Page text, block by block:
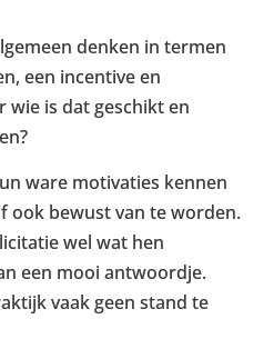
denken in termen
een incentive en
wie is dat geschikt en
ware motivaties kennen
ook bewust van te worden.
wel wat hen
een mooi antwoordje.
vaak geen stand te